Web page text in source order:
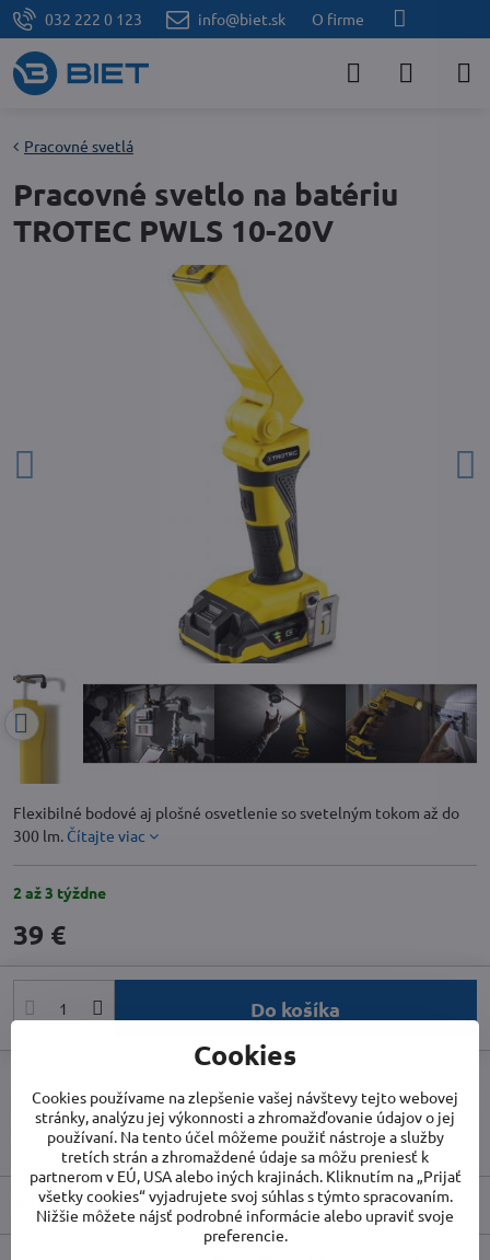
032 222 0 123 info@biet.sk O firme
Pracovné svetlá
Pracovné svetlo na batériu
TROTEC PWLS 10-20V
Flexibilné bodové aj plošné osvetlenie so svetelným tokom až do
300 lm. Čítajte viac
2 až 3 týždne
39 €
Do košíka
Skladové číslo:TR4455000110
Výrobca:TROTEC
Popis
Cookies
Cookies používame na zlepšenie vašej návštevy tejto webovej
stránky, analýzu jej výkonnosti a zhromažďovanie údajov o jej
používaní. Na tento účel môžeme použiť nástroje a služby
tretích strán a zhromaždené údaje sa môžu preniesť k
partnerom v EÚ, USA alebo iných krajinách. Kliknutím na „Prijať
všetky cookies“ vyjadrujete svoj súhlas s týmto spracovaním.
Nižšie môžete nájsť podrobné informácie alebo upraviť svoje
preferencie.